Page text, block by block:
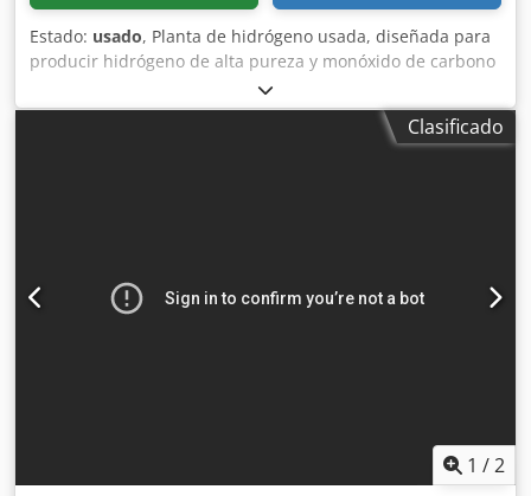
Estado: usado, Planta de hidrógeno usada, diseñada para
producir hidrógeno de alta pureza y monóxido de carbono
a partir de gas natural. Construida por Air Liquide y puesta
en marcha por primera vez en 2015, se detuvo en agosto
de 2024. Capacidad de producción: - Hidrógeno: 60.000
Dodpfxsy Ryrbs Anksck La planta HyCO incluye las
siguientes (5) secciones principales: - Generación de gas
procesos y sistema de parada de seguridad.
Clasificado
1 /2